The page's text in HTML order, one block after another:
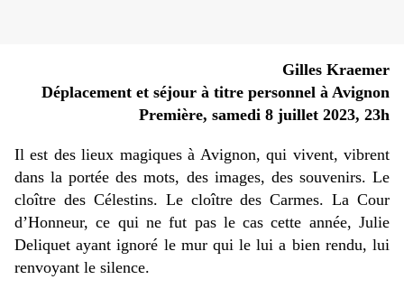
Gilles Kraemer
Déplacement et séjour à titre personnel à Avignon
Première, samedi 8 juillet 2023, 23h
Il est des lieux magiques à Avignon, qui vivent, vibrent
dans la portée des mots, des images, des souvenirs. Le
cloître des Célestins. Le cloître des Carmes. La Cour
d’Honneur, ce qui ne fut pas le cas cette année, Julie
Deliquet ayant ignoré le mur qui le lui a bien rendu, lui
renvoyant le silence.